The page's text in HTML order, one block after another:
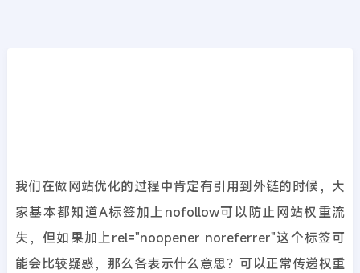
我们在做网站优化的过程中肯定有引用到外链的时候，大
家基本都知道A标签加上nofollow可以防止网站权重流
失，但如果加上rel="noopener noreferrer"这个标签可
能会比较疑惑，那么各表示什么意思？可以正常传递权重